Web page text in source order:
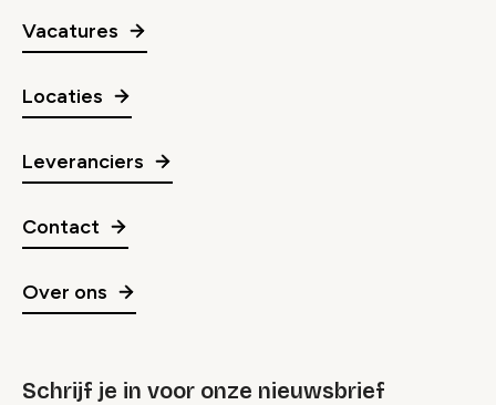
Vacatures
Locaties
Leveranciers
Contact
Over ons
Schrijf je in voor onze nieuwsbrief